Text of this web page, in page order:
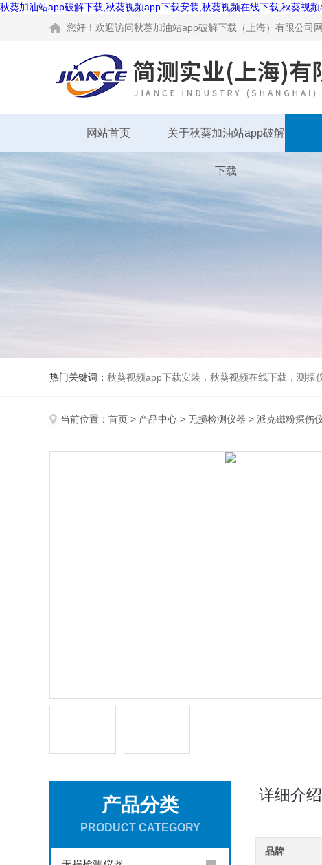
秋葵加油站app破解下载,秋葵视频app下载安装,秋葵视频在线下载,秋葵视
您好！欢迎访问秋葵加油站app破解下载（上海）有限公司网站
网站首页 关于秋葵加油站app破解
下载
热门关键词： 秋葵视频app下载安装，秋葵视频在线下载，测振仪
当前位置： 首页 > 产品中心 > 无损检测仪器 > 派克磁粉探伤
产品分类
PRODUCT CATEGORY
详细介绍
品牌